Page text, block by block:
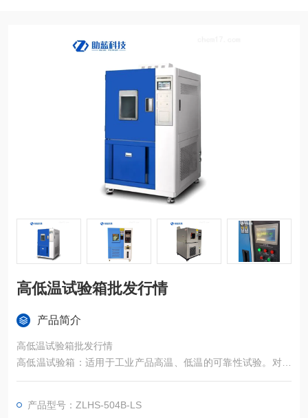
高低温试验箱批发行情
产品简介
高低温试验箱批发行情
高低温试验箱：适用于工业产品高温、低温的可靠性试验。对电
子电工、汽车摩托、航空航天、船舶兵器、高等院校、科研单位
况下，检验其各项性能指标。
产品型号：ZLHS-504B-LS